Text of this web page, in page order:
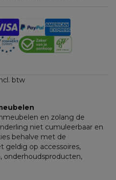
btw
en zolang de
niet cumuleerbaar en
behalve met de
geldig op accessoires,
onderhoudsproducten,